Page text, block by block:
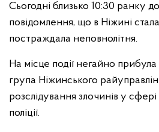
Сьогодні близько 10:30 ранку до
повідомлення, що в Ніжині
постраждала неповнолітня.
На місце події негайно
група Ніжинського
розслідування злочинів у
поліції.